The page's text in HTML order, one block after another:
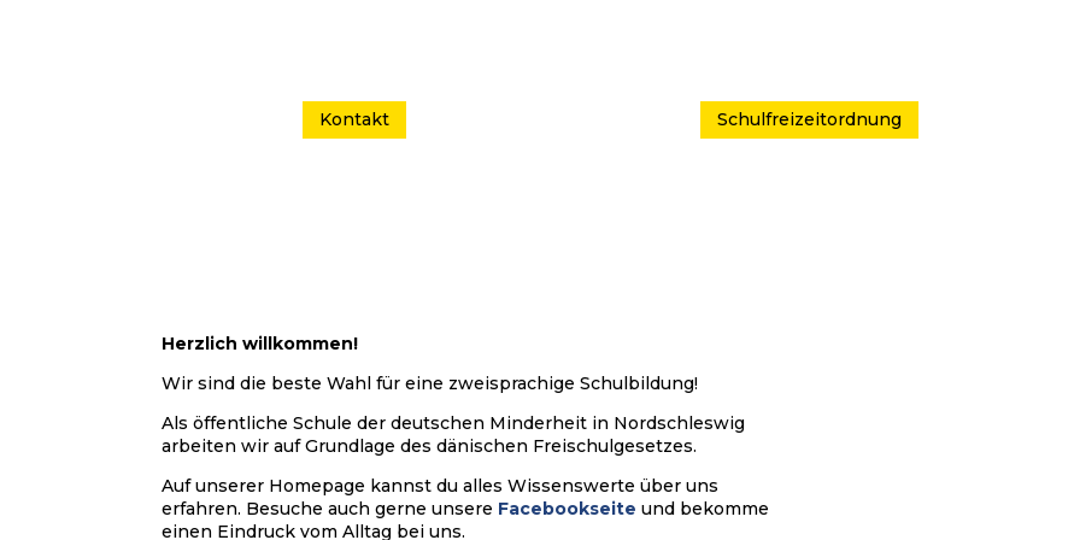
Kontakt Schulfreizeitordnung
Herzlich willkommen!
Wir sind die beste Wahl für eine zweisprachige Schulbildung!
Als öffentliche Schule der deutschen Minderheit in Nordschleswig
arbeiten wir auf Grundlage des dänischen Freischulgesetzes.
Auf unserer Homepage kannst du alles Wissenswerte über uns
erfahren. Besuche auch gerne unsere Facebookseite und bekomme
einen Eindruck vom Alltag bei uns.